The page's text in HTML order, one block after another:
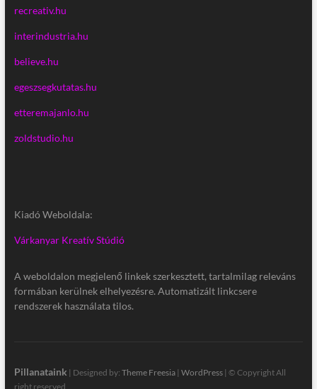
recreativ.hu
interindustria.hu
believe.hu
egeszsegkutatas.hu
etteremajanlo.hu
zoldstudio.hu
Kiadó Weboldala:
Várkanyar Kreatív Stúdió
A weboldalon megjelenő linkek szerkesztett, tartalmilag releváns
formában kerülnek elhelyezésre. Automatizált linkcsere
rendszerek használata tilos.
Pillanataink | Designed by: Theme Freesia| WordPress| © Copyright All
right reserved